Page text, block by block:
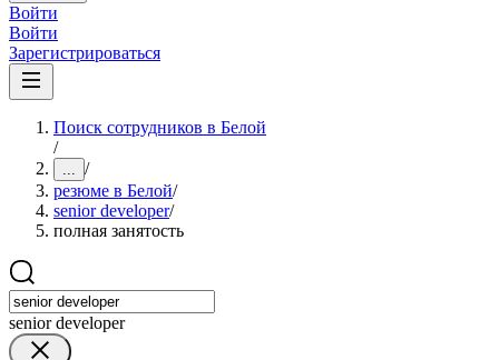
Войти
Войти
Зарегистрироваться
Поиск сотрудников в Белой
/
... /
резюме в Белой/
senior developer/
полная занятость
senior developer